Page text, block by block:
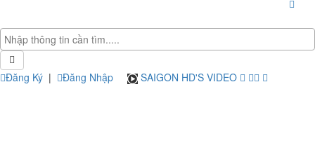
Đăng Ký | Đăng Nhập SAIGON HD'S VIDEO